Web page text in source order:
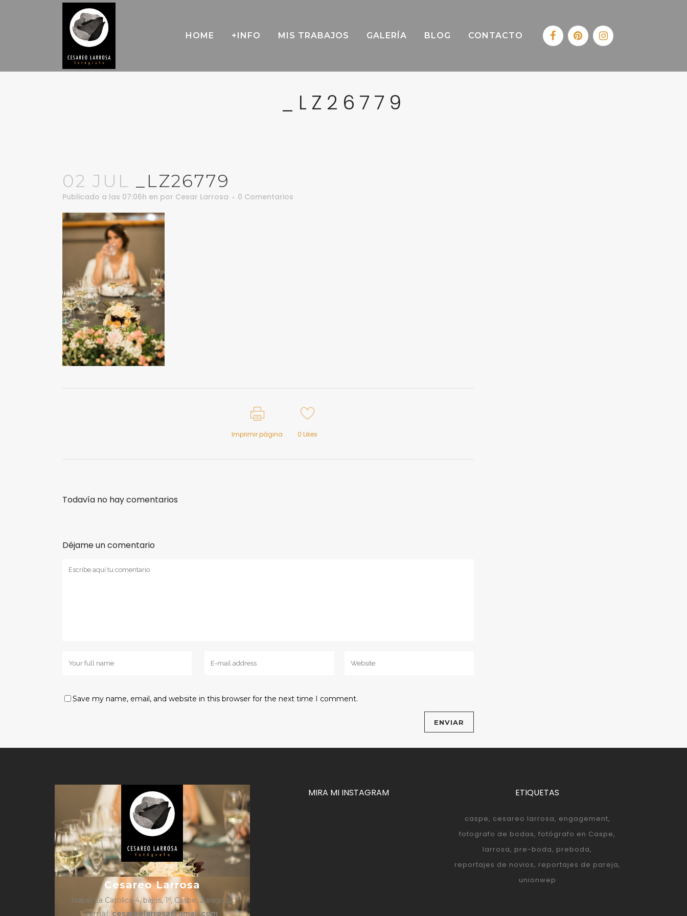
HOME +INFO MIS TRABAJOS GALERÍA BLOG CONTACTO
_LZ26779
02 JUL _LZ26779
Publicado a las 07:06h en por Cesar Larrosa 0 Comentarios
Imprimir página 0 Likes
Todavía no hay comentarios
Déjame un comentario
Save my name, email, and website in this browser for the next time I comment.
Cesareo Larrosa
Isabel La Católica 4, bajos, 1º, Caspe, Zaragoza
e-mail:cesareolarrosa@gmail.com
MIRA MI INSTAGRAM ETIQUETAS
caspe cesareo larrosa engagement
fotografo de bodas fotógrafo en Caspe
larrosa pre-boda preboda
reportajes de novios reportajes de pareja
unionwep